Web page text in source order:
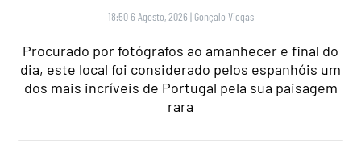
18:50 6 Agosto, 2026 | Gonçalo Viegas
Procurado por fotógrafos ao amanhecer e final do
dia, este local foi considerado pelos espanhóis um
dos mais incríveis de Portugal pela sua paisagem
rara